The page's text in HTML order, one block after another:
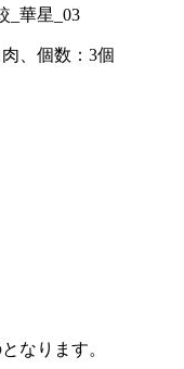
、個数：3個
なります。